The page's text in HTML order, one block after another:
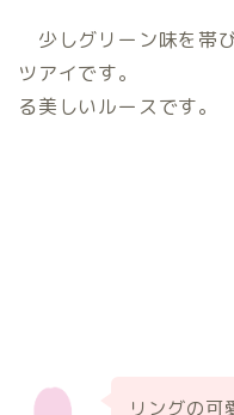
少しグリーン味を帯
ツアイで
る美しいルースです。
リングの可